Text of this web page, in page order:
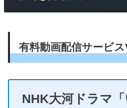
有料動画配信サービ
NHK大河ドラマ